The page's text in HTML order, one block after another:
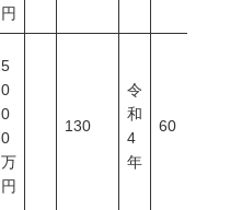
円
5
0
0
0
万
円
130
令
和
4
年
60